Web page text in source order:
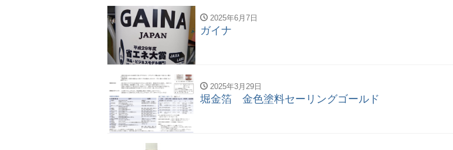
2025年6月7日
ガイナ
2025年3月29日
堀金箔 金色塗料セーリングゴールド